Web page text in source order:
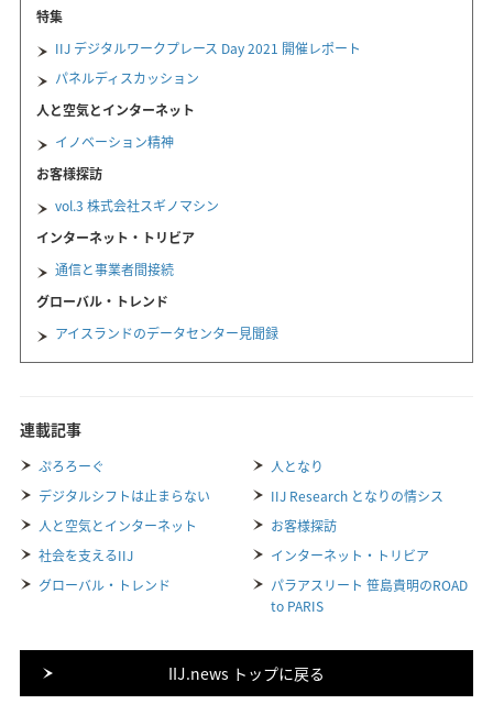
特集
IIJ デジタルワークプレース Day 2021 開催レポート
パネルディスカッション
人と空気とインターネット
イノベーション精神
お客様探訪
vol.3 株式会社スギノマシン
インターネット・トリビア
通信と事業者間接続
グローバル・トレンド
アイスランドのデータセンター見聞録
連載記事
ぷろろーぐ
人となり
デジタルシフトは止まらない
IIJ Research となりの情シス
人と空気とインターネット
お客様探訪
社会を支えるIIJ
インターネット・トリビア
グローバル・トレンド
パラアスリート 笹島貴明のROAD
to PARIS
IIJ.news トップに戻る